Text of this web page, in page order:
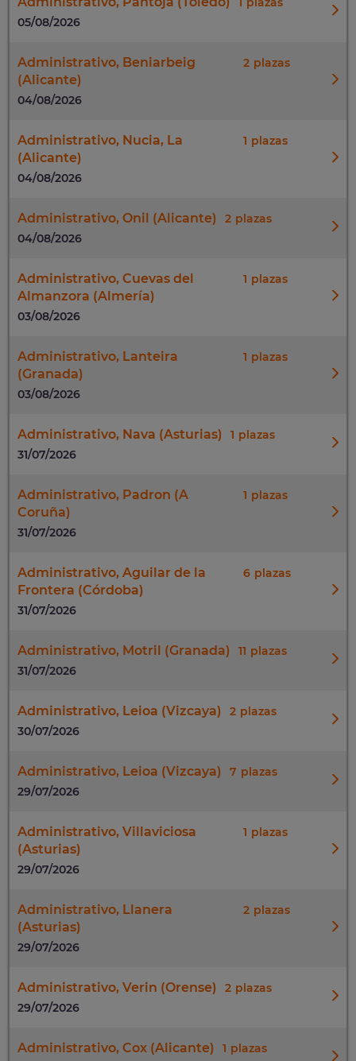
05/08/2026
Administrativo, Beniarbeig
(Alicante)
2
04/08/2026
Administrativo, Nucia, La
(Alicante)
1
04/08/2026
Administrativo, Onil (Alicante)
2
04/08/2026
Administrativo, Cuevas del
Almanzora (Almería)
1
03/08/2026
Administrativo, Lanteira
(Granada)
1
03/08/2026
Administrativo, Nava (Asturias)
1
31/07/2026
Administrativo, Padron (A
Coruña)
1
31/07/2026
Administrativo, Aguilar de la
Frontera (Córdoba)
6
31/07/2026
Administrativo, Motril (Granada)
11
31/07/2026
Administrativo, Leioa (Vizcaya)
2
30/07/2026
Administrativo, Leioa (Vizcaya)
7
29/07/2026
Administrativo, Villaviciosa
(Asturias)
1
29/07/2026
Administrativo, Llanera
(Asturias)
2
29/07/2026
Administrativo, Verin (Orense)
2
29/07/2026
Administrativo, Cox (Alicante) 1